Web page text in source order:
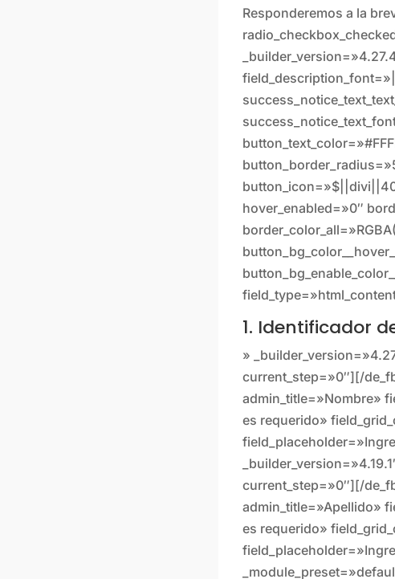
Responderemos a la
hover_enabled=»0″
1. Identificador
»
current_step=»0″][/
admin_title=»Nombre»
es requerido»
current_step=»0″][/
admin_title=»Apellido»
es requerido»